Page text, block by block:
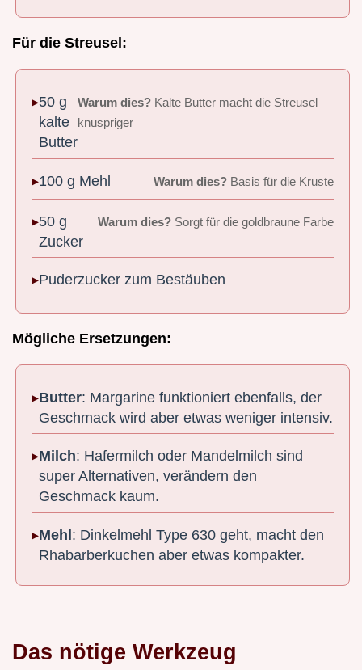
Für die Streusel:
50 g
kalte
Butter
Warum dies? Kalte Butter macht die Streusel
knuspriger
100 g Mehl Warum dies?Basis für die Kruste
50 g
Zucker
Warum dies?Sorgt für die goldbraune Farbe
Puderzucker zum Bestäuben
Mögliche Ersetzungen:
Butter: Margarine funktioniert ebenfalls, der
Geschmack wird aber etwas weniger intensiv.
Milch: Hafermilch oder Mandelmilch sind
super Alternativen, verändern den
Geschmack kaum.
Mehl: Dinkelmehl Type 630 geht, macht den
Rhabarberkuchen aber etwas kompakter.
Das nötige Werkzeug